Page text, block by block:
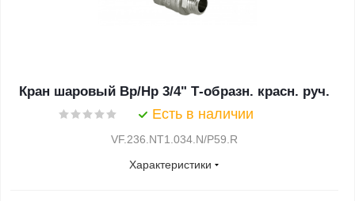
Кран шаровый Вр/Нр 3/4" Т-образн. красн. руч.
Есть в наличии
VF.236.NT1.034.N/P59.R
Характеристики